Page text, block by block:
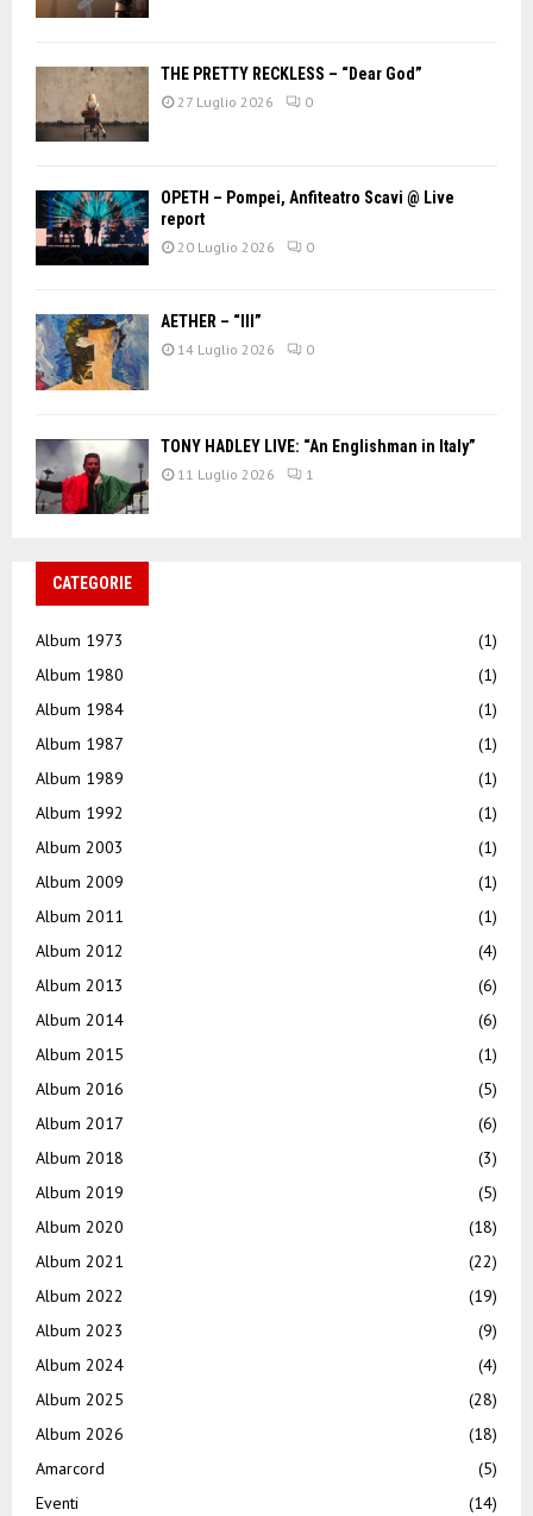
THE PRETTY RECKLESS – “Dear God”
27 Luglio 2026 0
OPETH – Pompei, Anfiteatro Scavi @ Live
report
20 Luglio 2026 0
AETHER – “III”
14 Luglio 2026 0
TONY HADLEY LIVE: “An Englishman in Italy”
11 Luglio 2026 1
CATEGORIE
Album 1973
(1)
Album 1980
(1)
Album 1984
(1)
Album 1987
(1)
Album 1989
(1)
Album 1992
(1)
Album 2003
(1)
Album 2009
(1)
Album 2011
(1)
Album 2012
(4)
Album 2013
(6)
Album 2014
(6)
Album 2015
(1)
Album 2016
(5)
Album 2017
(6)
Album 2018
(3)
Album 2019
(5)
Album 2020
(18)
Album 2021
(22)
Album 2022
(19)
Album 2023
(9)
Album 2024
(4)
Album 2025
(28)
Album 2026
(18)
Amarcord
(5)
Eventi
(14)